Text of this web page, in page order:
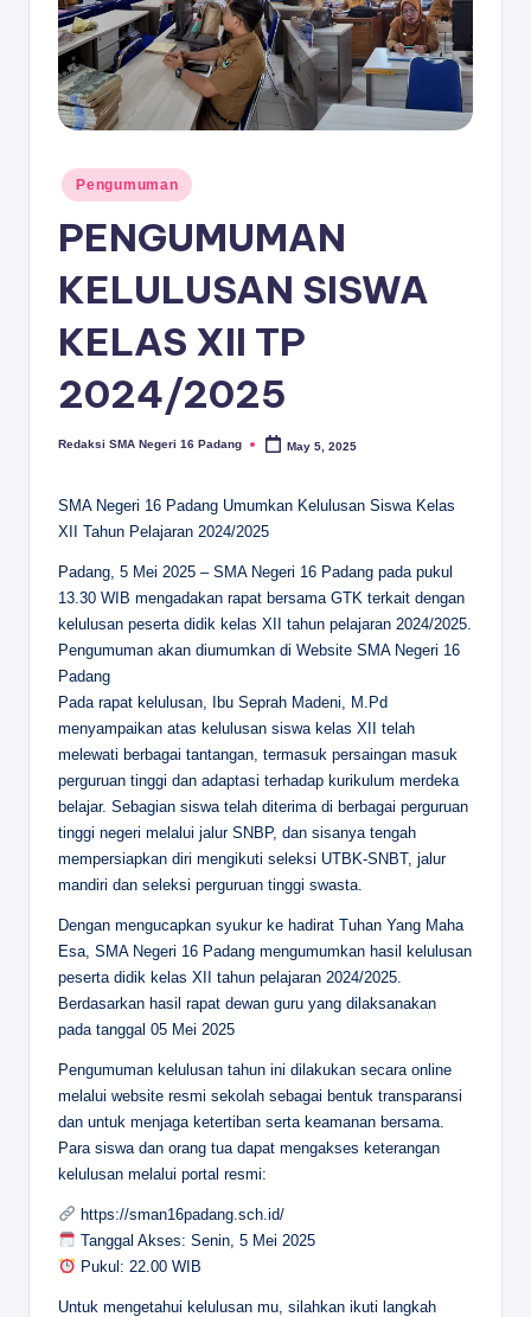
D
A
N
G
Posted
in
Pengumuman
PENGUMUMAN
KELULUSAN SISWA
KELAS XII TP
2024/2025
Posted
Redaksi SMA Negeri 16 Padang May 5, 2025
SMA Negeri 16 Padang Umumkan Kelulusan Siswa Kelas
XII Tahun Pelajaran 2024/2025
Padang, 5 Mei 2025 – SMA Negeri 16 Padang pada pukul
13.30 WIB mengadakan rapat bersama GTK terkait dengan
kelulusan peserta didik kelas XII tahun pelajaran 2024/2025.
Pengumuman akan diumumkan di Website SMA Negeri 16
Padang
Pada rapat kelulusan, Ibu Seprah Madeni, M.Pd
menyampaikan atas kelulusan siswa kelas XII telah
melewati berbagai tantangan, termasuk persaingan masuk
perguruan tinggi dan adaptasi terhadap kurikulum merdeka
belajar. Sebagian siswa telah diterima di berbagai perguruan
tinggi negeri melalui jalur SNBP, dan sisanya tengah
mempersiapkan diri mengikuti seleksi UTBK-SNBT, jalur
mandiri dan seleksi perguruan tinggi swasta.
Dengan mengucapkan syukur ke hadirat Tuhan Yang Maha
Esa, SMA Negeri 16 Padang mengumumkan hasil kelulusan
peserta didik kelas XII tahun pelajaran 2024/2025.
Berdasarkan hasil rapat dewan guru yang dilaksanakan
pada tanggal 05 Mei 2025
Pengumuman kelulusan tahun ini dilakukan secara online
melalui website resmi sekolah sebagai bentuk transparansi
dan untuk menjaga ketertiban serta keamanan bersama.
Para siswa dan orang tua dapat mengakses keterangan
kelulusan melalui portal resmi:
https://sman16padang.sch.id/
Tanggal Akses: Senin, 5 Mei 2025
Pukul: 22.00 WIB
Untuk mengetahui kelulusan mu, silahkan ikuti langkah